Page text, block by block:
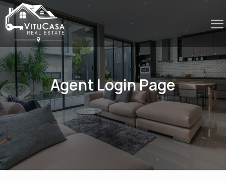
Agent Login Page